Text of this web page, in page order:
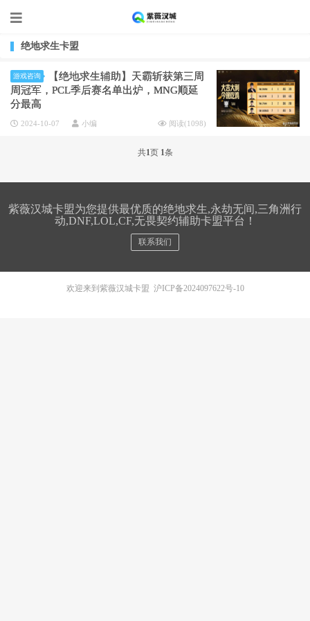
绝地求生卡盟
游戏咨询
【绝地求生辅助】天霸斩获第三周
周冠军，PCL季后赛名单出炉，MNG顺延
分最高
2024-10-07 小编 阅读(1098)
共1页 1条
紫薇汉城卡盟为您提供最优质的绝地求生,永劫无间,三角洲行
动,DNF,LOL,CF,无畏契约辅助卡盟平台！
联系我们
欢迎来到紫薇汉城卡盟 沪ICP备2024097622号-10